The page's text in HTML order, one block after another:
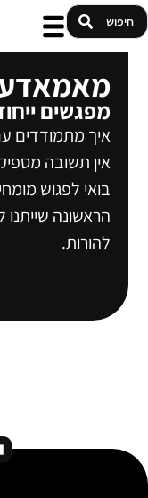
מפגשים
איך מתמודדים
אין תשובה
בואי לפגוש
הראשונה שייתנו
להורות.